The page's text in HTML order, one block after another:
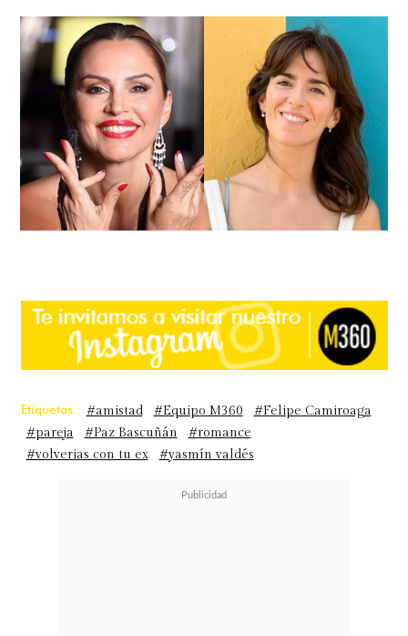
Etiquetas : #amistad #Equipo M360
#Felipe Camiroaga
#pareja
#Paz Bascuñán
#romance
#volverias con tu ex
#yasmín valdés